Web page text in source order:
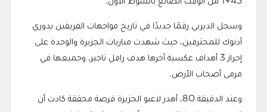
وسجل الديربي رقمًا جديدًا في تاريخ مواجهات الفريقين بدوري
أدنوك للمحترفين، حيث شهدت مباريات الجزيرة والوحدة على
إحراز 3 أهداف عكسية آخرها هدف رافل تاجير، وجميعها في
مرمى أصحاب الأرض.
وعند الدقيقة 80، أهدر لاعبو الجزيرة فرصة محققة كادت أن